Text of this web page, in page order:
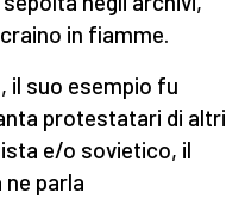
in fiamme.
, il suo esempio fu
protestatari di altri
e/o sovietico, il
parla